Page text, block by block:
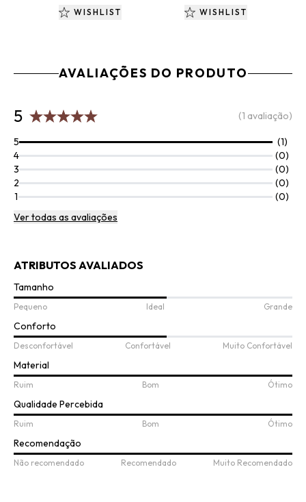
WISHLIST WISHLIST
AVALIAÇÕES DO PRODUTO
5 (1 avaliação)
5
(1)
4
(0)
3
(0)
2
(0)
1
(0)
Ver todas as avaliações
ATRIBUTOS AVALIADOS
Tamanho
Pequeno Ideal Grande
Conforto
Desconfortável Confortável Muito Confortável
Material
Ruim Bom Ótimo
Qualidade Percebida
Ruim Bom Ótimo
Recomendação
Não recomendado Recomendado Muito Recomendado